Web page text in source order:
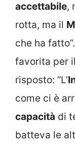
accettabile,
rotta, ma il
che ha
favorita per
risposto: “L’
come ci è
capacità di
batteva le